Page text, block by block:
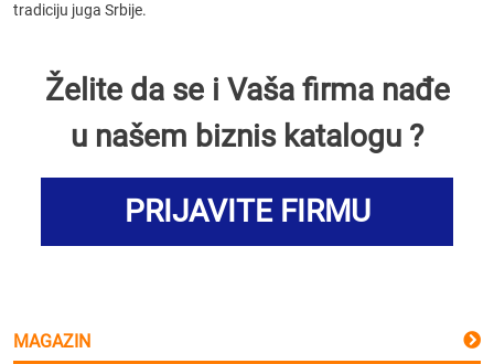
tradiciju juga Srbije.
Želite da se i Vaša firma nađe
u našem biznis katalogu ?
PRIJAVITE FIRMU
MAGAZIN